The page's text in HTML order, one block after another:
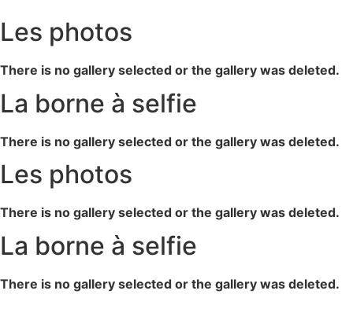
Les photos
There is no gallery selected or the gallery was deleted.
La borne à selfie
There is no gallery selected or the gallery was deleted.
Les photos
There is no gallery selected or the gallery was deleted.
La borne à selfie
There is no gallery selected or the gallery was deleted.